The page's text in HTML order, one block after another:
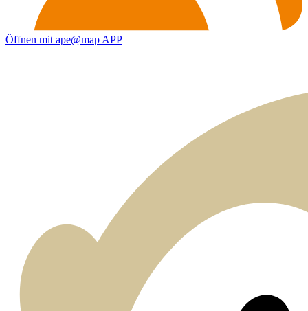
Öffnen mit ape@map APP